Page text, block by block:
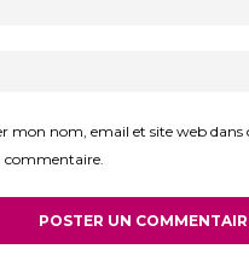
mon nom, email et site web